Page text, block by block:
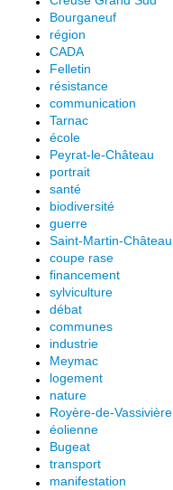
Bourganeuf
région
CADA
Felletin
résistance
communication
Tarnac
école
Peyrat-le-Château
portrait
santé
biodiversité
guerre
Saint-Martin-Château
coupe rase
financement
sylviculture
débat
communes
industrie
Meymac
logement
nature
Royère-de-Vassivière
éolienne
Bugeat
transport
manifestation